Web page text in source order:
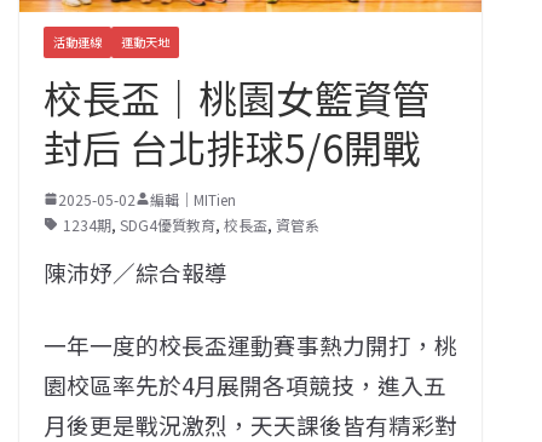
活動連線 運動天地
校長盃｜桃園女籃資管
封后 台北排球5/6開戰
2025-05-02
編輯｜MITien
1234期, SDG4優質教育, 校長盃, 資管系
陳沛妤／綜合報導
一年一度的校長盃運動賽事熱力開打，桃
園校區率先於4月展開各項競技，進入五
月後更是戰況激烈，天天課後皆有精彩對